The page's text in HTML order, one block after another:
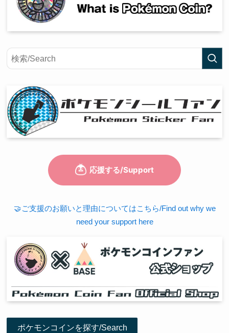
🤝ご支援のお願いと理由についてはこちら/Find out why we
need your support here
ポケモンコインを探す/Search